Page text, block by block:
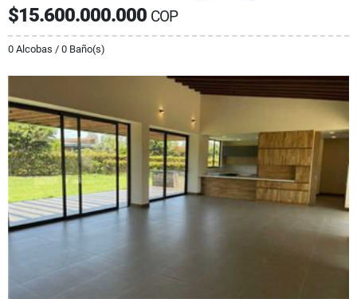
$15.600.000.000 COP
0 Alcobas / 0 Baño(s)